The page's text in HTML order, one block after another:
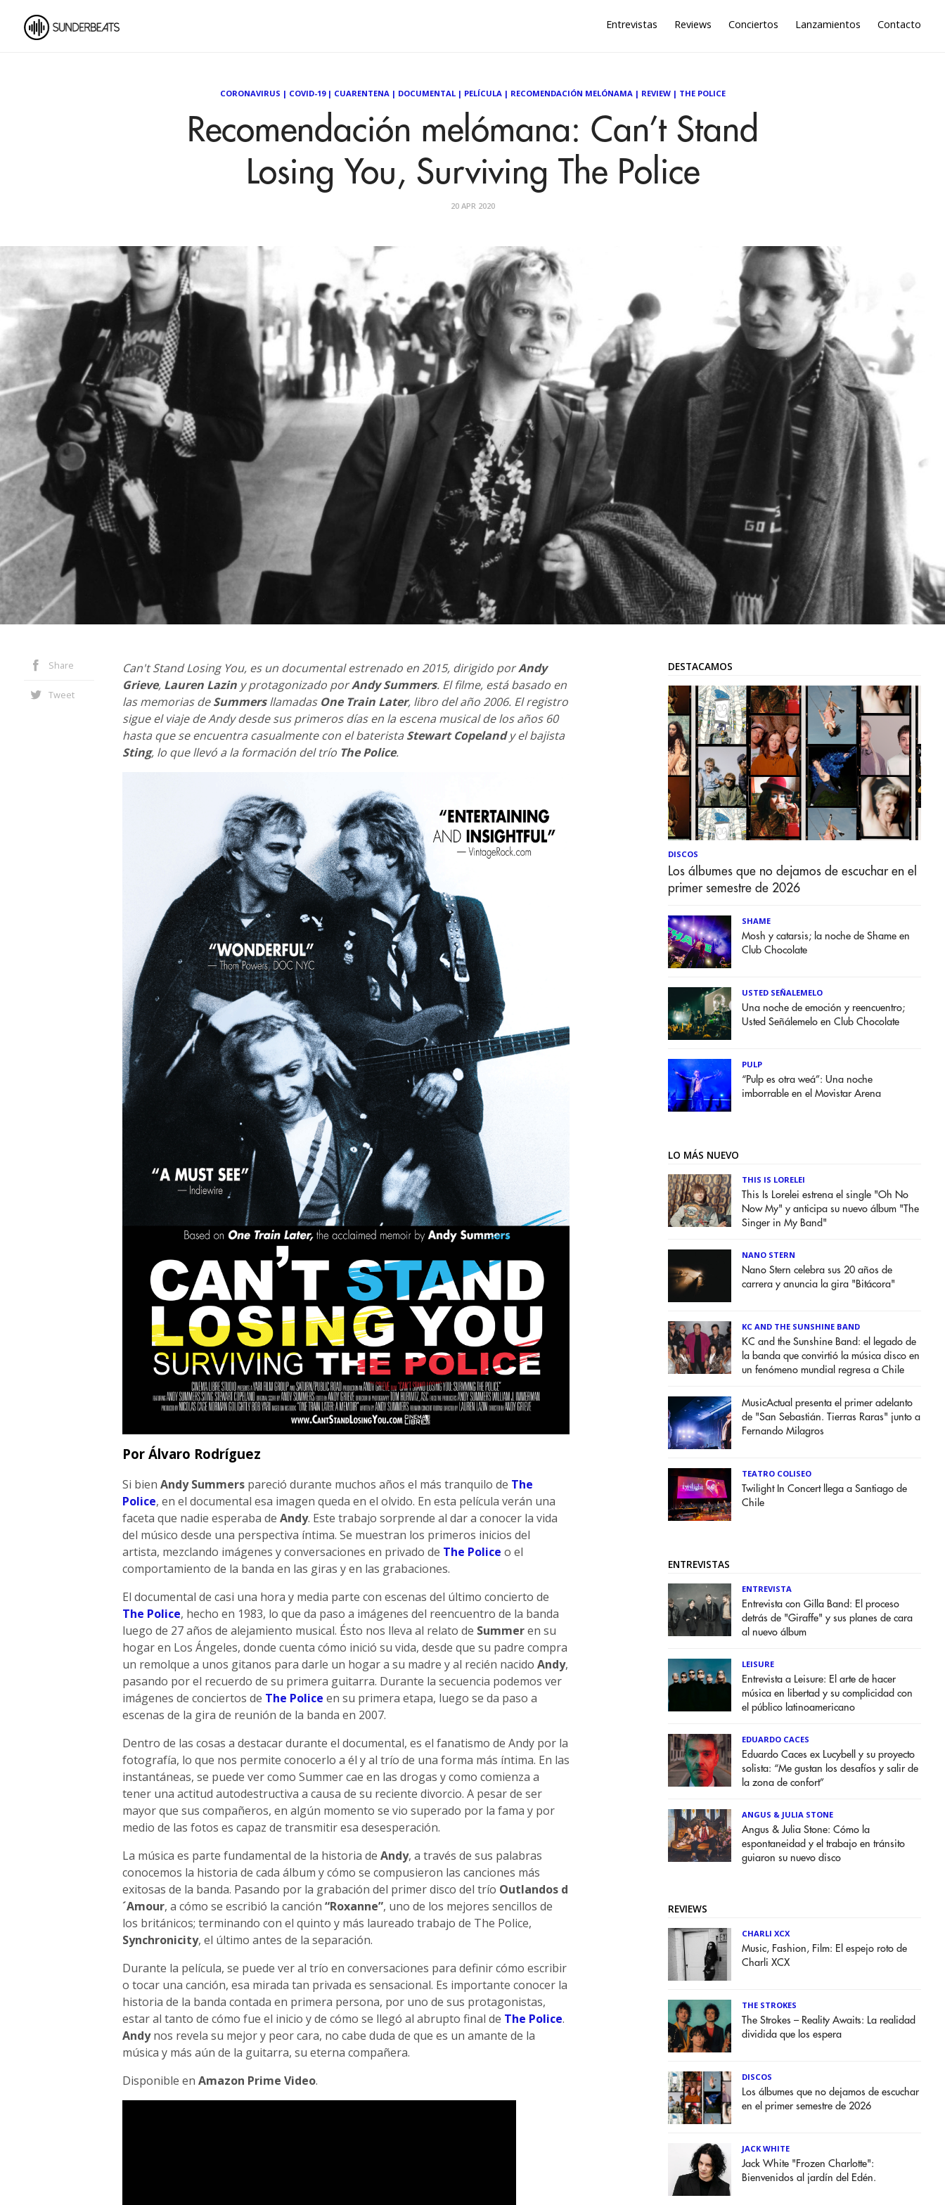
Entrevistas Reviews Conciertos Lanzamientos Contacto
CORONAVIRUS | COVID-19| CUARENTENA| DOCUMENTAL| PELÍCULA| RECOMENDACIÓN MELÓNAMA| REVIEW| THE POLICE
Recomendación melómana: Can’t Stand
Losing You, Surviving The Police
20 APR 2020
Share
Tweet
Can't Stand Losing You, es un documental estrenado en 2015, dirigido porAndy
Grieve, Lauren Laziny protagonizado porAndy Summers. El filme, está basado en
las memorias deSummersllamadas One Train Later, libro del año 2006. El registro
sigue el viaje de Andy desde sus primeros días en la escena musical de los años 60
hasta que se encuentra casualmente con el baterista Stewart Copelandy el bajista
Sting, lo que llevó a la formación del trío The Police.
Por Álvaro Rodríguez
Si bien Andy Summerspareció durante muchos años el más tranquilo de The
Police, en el documental esa imagen queda en el olvido. En esta película verán una
faceta que nadie esperaba de Andy. Este trabajo sorprende al dar a conocer la vida
del músico desde una perspectiva íntima. Se muestran los primeros inicios del
artista, mezclando imágenes y conversaciones en privado de The Police o el
comportamiento de la banda en las giras y en las grabaciones.
El documental de casi una hora y media parte con escenas del último concierto de
The Police, hecho en 1983, lo que da paso a imágenes del reencuentro de la banda
luego de 27 años de alejamiento musical. Ésto nos lleva al relato de Summeren su
hogar en Los Ángeles, donde cuenta cómo inició su vida, desde que su padre compra
un remolque a unos gitanos para darle un hogar a su madre y al recién nacido Andy,
pasando por el recuerdo de su primera guitarra. Durante la secuencia podemos ver
imágenes de conciertos de The Police en su primera etapa, luego se da paso a
escenas de la gira de reunión de la banda en 2007.
Dentro de las cosas a destacar durante el documental, es el fanatismo de Andy por la
fotografía, lo que nos permite conocerlo a él y al trío de una forma más íntima. En las
instantáneas, se puede ver como Summer cae en las drogas y como comienza a
tener una actitud autodestructiva a causa de su reciente divorcio. A pesar de ser
mayor que sus compañeros, en algún momento se vio superado por la fama y por
medio de las fotos es capaz de transmitir esa desesperación.
La música es parte fundamental de la historia de Andy, a través de sus palabras
conocemos la historia de cada álbum y cómo se compusieron las canciones más
exitosas de la banda. Pasando por la grabación del primer disco del trío Outlandos d
´Amour, a cómo se escribió la canción “Roxanne”, uno de los mejores sencillos de
los británicos; terminando con el quinto y más laureado trabajo de The Police,
Synchronicity, el último antes de la separación.
Durante la película, se puede ver al trío en conversaciones para definir cómo escribir
o tocar una canción, esa mirada tan privada es sensacional. Es importante conocer la
historia de la banda contada en primera persona, por uno de sus protagonistas,
estar al tanto de cómo fue el inicio y de cómo se llegó al abrupto final de The Police.
Andynos revela su mejor y peor cara, no cabe duda de que es un amante de la
música y más aún de la guitarra, su eterna compañera.
Disponible en Amazon Prime Video.
DESTACAMOS
DISCOS
Los álbumes que no dejamos de escuchar en el
primer semestre de 2026
SHAME
Mosh y catarsis; la noche de Shame en
Club Chocolate
USTED SEÑALEMELO
Una noche de emoción y reencuentro;
Usted Señálemelo en Club Chocolate
PULP
“Pulp es otra weá”: Una noche
imborrable en el Movistar Arena
LO MÁS NUEVO
THIS IS LORELEI
This Is Lorelei estrena el single "Oh No
Now My" y anticipa su nuevo álbum "The
Singer in My Band"
NANO STERN
Nano Stern celebra sus 20 años de
carrera y anuncia la gira "Bitácora"
KC AND THE SUNSHINE BAND
KC and the Sunshine Band: el legado de
la banda que convirtió la música disco en
un fenómeno mundial regresa a Chile
MusicActual presenta el primer adelanto
de "San Sebastián. Tierras Raras" junto a
Fernando Milagros
TEATRO COLISEO
Twilight In Concert llega a Santiago de
Chile
ENTREVISTAS
ENTREVISTA
Entrevista con Gilla Band: El proceso
detrás de "Giraffe" y sus planes de cara
al nuevo álbum
LEISURE
Entrevista a Leisure: El arte de hacer
música en libertad y su complicidad con
el público latinoamericano
EDUARDO CACES
Eduardo Caces ex Lucybell y su proyecto
solista: “Me gustan los desafíos y salir de
la zona de confort”
ANGUS & JULIA STONE
Angus & Julia Stone: Cómo la
espontaneidad y el trabajo en tránsito
guiaron su nuevo disco
REVIEWS
CHARLI XCX
Music, Fashion, Film: El espejo roto de
Charli XCX
THE STROKES
The Strokes – Reality Awaits: La realidad
dividida que los espera
DISCOS
Los álbumes que no dejamos de escuchar
en el primer semestre de 2026
JACK WHITE
Jack White "Frozen Charlotte":
Bienvenidos al jardín del Edén.